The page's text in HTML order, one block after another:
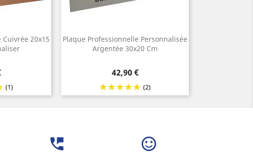
20x15
(1)
Plaque Professionnelle Personnalisée
Argentée 30x20 Cm
Prix
42,90 €
(2)
perm_phone_msg sentiment_satisfied_alt